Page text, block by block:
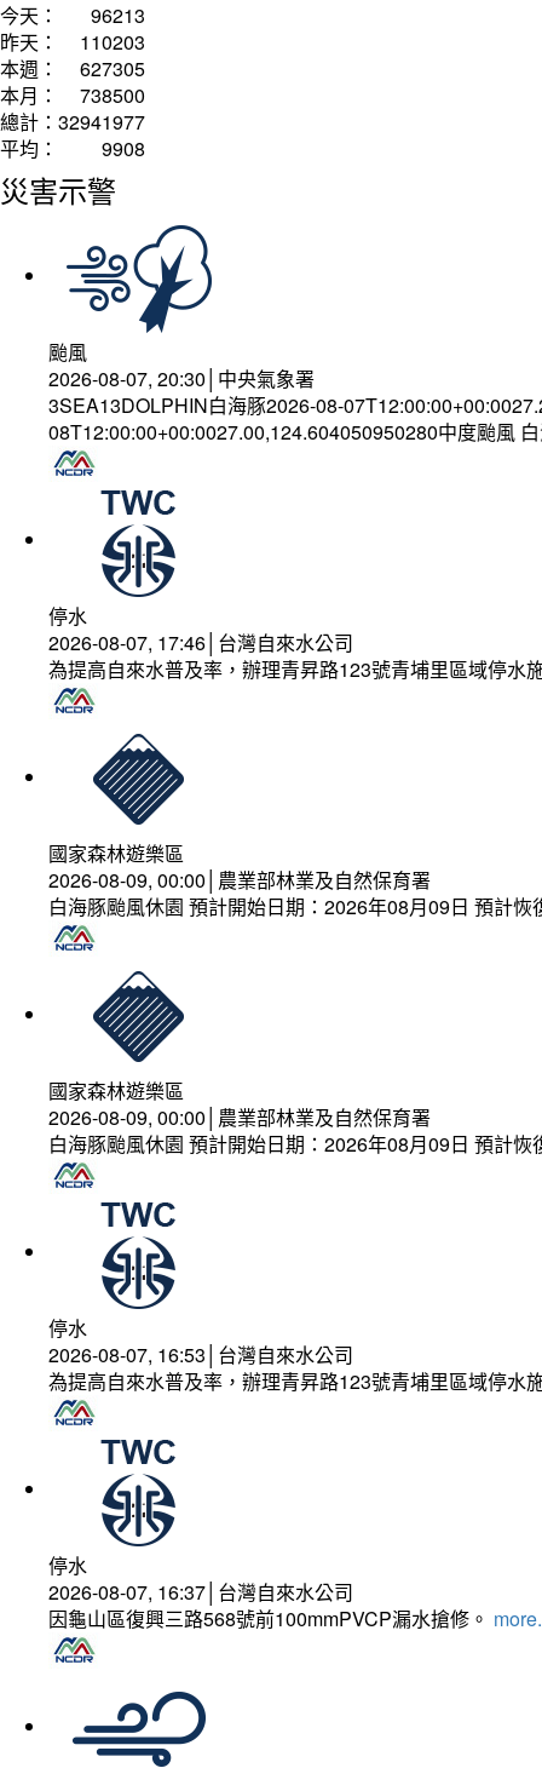
今天：
96213
昨天：
110203
本週：
627305
本月：
738500
總計： 32941977
平均：
9908
災害示警
颱風
2026-08-07, 20:30│中央氣象署
3SEA13DOLPHIN白海豚2026-08-
08T12:00:00+00:0027.00,124.604050950280中度颱風
停水
2026-08-07, 17:46│台灣自來水公司
為提高自來水普及率，辦理青昇路123號青埔里區域停水
國家森林遊樂區
2026-08-09, 00:00│農業部林業及自然保育署
白海豚颱風休園 預計開始日期：2026年08月09日 預計
國家森林遊樂區
2026-08-09, 00:00│農業部林業及自然保育署
白海豚颱風休園 預計開始日期：2026年08月09日 預計
停水
2026-08-07, 16:53│台灣自來水公司
為提高自來水普及率，辦理青昇路123號青埔里區域停水
停水
2026-08-07, 16:37│台灣自來水公司
因龜山區復興三路568號前100mmPVCP漏水搶修。